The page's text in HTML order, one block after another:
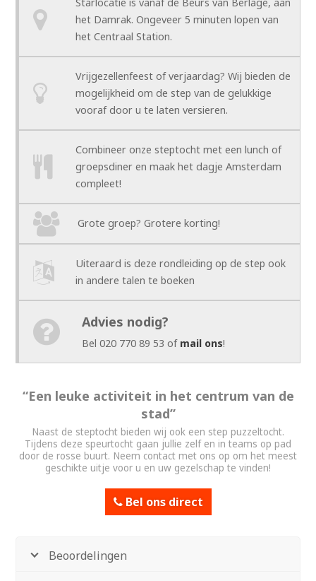
Starlocatie is vanaf de Beurs van Berlage, aan
het Damrak. Ongeveer 5 minuten lopen van
het Centraal Station.
Vrijgezellenfeest of verjaardag? Wij bieden de
mogelijkheid om de step van de gelukkige
vooraf door u te laten versieren.
Combineer onze steptocht met een lunch of
groepsdiner en maak het dagje Amsterdam
compleet!
Grote groep? Grotere korting!
Uiteraard is deze rondleiding op de step ook
in andere talen te boeken
Advies nodig?
Bel 020 770 89 53 of mail ons!
“Een leuke activiteit in het centrum van de
stad”
Naast de steptocht bieden wij ook een step puzzeltocht.
Tijdens deze speurtocht gaan jullie zelf en in teams op pad
door de rosse buurt. Neem contact met ons op om het meest
geschikte uitje voor u en uw gezelschap te vinden!
Bel ons direct
Beoordelingen